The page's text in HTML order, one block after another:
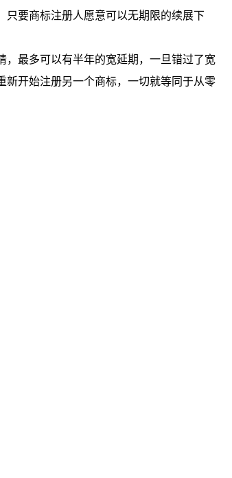
只要商标注册人愿意可以无期限的续展下
，最多可以有半年的宽延期，一旦错过了宽
新开始注册另一个商标，一切就等同于从零